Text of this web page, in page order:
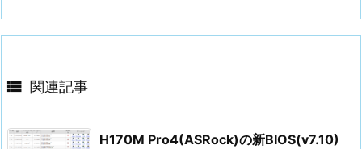
 関連記事
H170M Pro4(ASRock)の新BIOS(v7.10)